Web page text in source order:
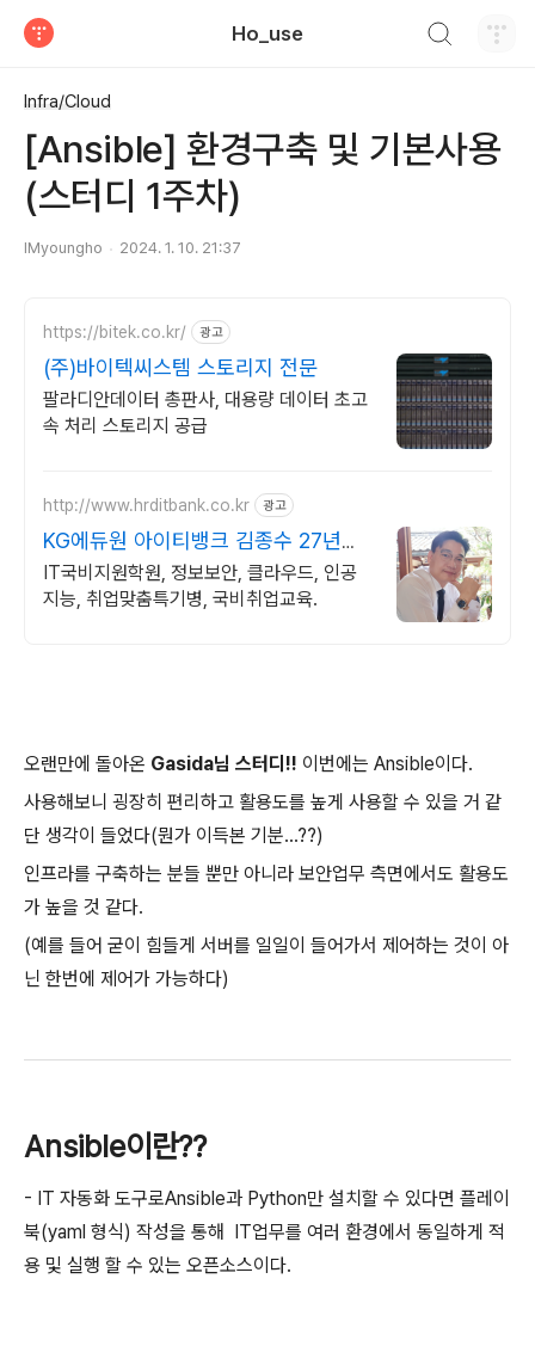
Ho_use
Infra/Cloud
[Ansible] 환경구축 및 기본사용
(스터디 1주차)
IMyoungho 2024. 1. 10. 21:37
https://bitek.co.kr/ 광고
(주)바이텍씨스템 스토리지 전문
팔라디안데이터 총판사, 대용량 데이터 초고
속 처리 스토리지 공급
http://www.hrditbank.co.kr 광고
KG에듀원 아이티뱅크 김종수 27년경
력전문가 IT취업상담
IT국비지원학원, 정보보안, 클라우드, 인공
지능, 취업맞춤특기병, 국비취업교육.
오랜만에 돌아온 Gasida님 스터디!! 이번에는 Ansible이다.
사용해보니 굉장히 편리하고 활용도를 높게 사용할 수 있을 거 같
단 생각이 들었다(뭔가 이득본 기분...??)
인프라를 구축하는 분들 뿐만 아니라 보안업무 측면에서도 활용도
가 높을 것 같다.
(예를 들어 굳이 힘들게 서버를 일일이 들어가서 제어하는 것이 아
닌 한번에 제어가 가능하다)
Ansible이란??
- IT 자동화 도구로Ansible과 Python만 설치할 수 있다면 플레이
북(yaml 형식) 작성을 통해 IT업무를 여러 환경에서 동일하게 적
용 및 실행 할 수 있는 오픈소스이다.